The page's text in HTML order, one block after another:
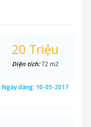
20 Triệu
Diện tích:72 m2
Ngày đăng: 10-05-2017